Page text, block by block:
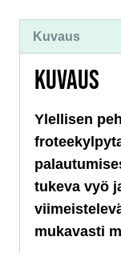
Kuvaus
KUVAUS
Ylellisen
tukeva vyö
mukavasti